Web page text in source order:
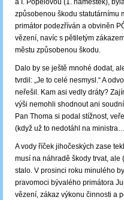
a I. Popelovou (1. náměstek),
způsobenou škodu statutárnímu
primátor podezříván a obviněn
vězení, navíc s pětiletým
městu způsobenou škodu.
Dalo by se ještě mnohé dodat,
tvrdil: „Je to celé nesmysl.“ A
neřešil. Kam asi vedly dráty?
výši nemohli shodnout ani
Pan Thoma si podal stížnost,
(když už to nedotáhl na
A vody říček jihočeských zase
musí na náhradě škody trvat,
stalo. V prosinci roku minulého
pravomoci bývalého primátora
vězení, zákaz výkonu činnosti a